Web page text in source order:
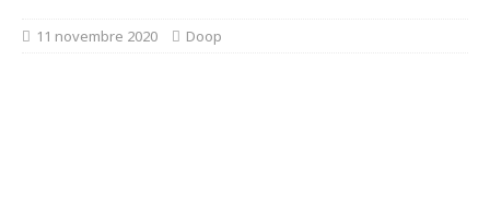
11 novembre 2020 Doop